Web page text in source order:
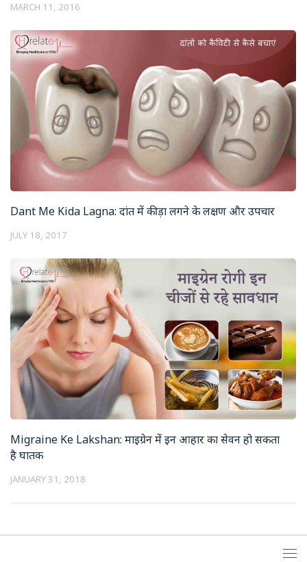
MARCH 11, 2016
Dant Me Kida Lagna: दांत में कीड़ा लगने के लक्षण और उपचार
JULY 18, 2017
Migraine Ke Lakshan: माइग्रेन में इन आहार का सेवन हो सकता
है घातक
JANUARY 31, 2018